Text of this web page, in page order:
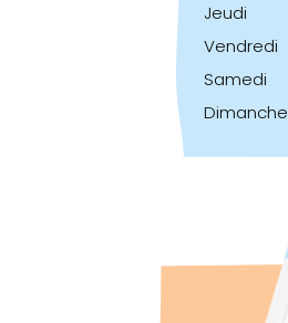
Jeudi
Vendredi
Samedi
Dimanche